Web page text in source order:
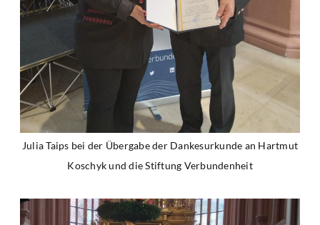
Julia Taips bei der Übergabe der Dankesurkunde an Hartmut
Koschyk und die Stiftung Verbundenheit